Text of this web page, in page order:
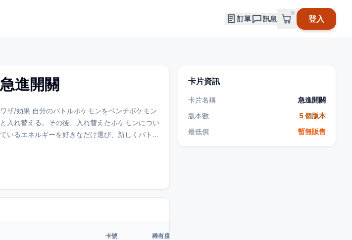
訂單 訊息 登入
急進開關
ワザ/効果 自分のバトルポケモンをベンチポケモン
と入れ替える。その後、入れ替えたポケモンについ
ているエネルギーを好きなだけ選び、新しくバトル
卡號 稀有度
卡片資訊
卡片名稱
急進開關
版本數
5 個版本
最低價
暫無販售